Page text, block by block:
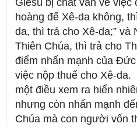
Giêsu bị chất vấn về việc
hoàng đế Xê-da không,
da, thì trả cho Xê-da;” và
Thiên Chúa, thì trả cho
điểm nhấn mạnh của
việc nộp thuế cho Xê-da.
một điều xem ra hiển
nhưng còn nhấn mạnh
Chúa mà con người vốn